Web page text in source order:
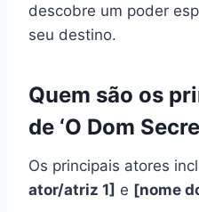
descobre um poder
seu destino.
Quem são os
de ‘O Dom
Os principais atores
ator/atriz 1] e [nome